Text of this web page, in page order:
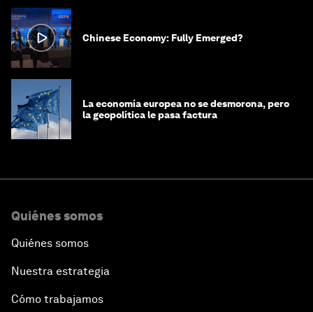
Chinese Economy: Fully Emerged?
La economía europea no se desmorona, pero
la geopolítica le pasa factura
Quiénes somos
Quiénes somos
Nuestra estrategia
Cómo trabajamos